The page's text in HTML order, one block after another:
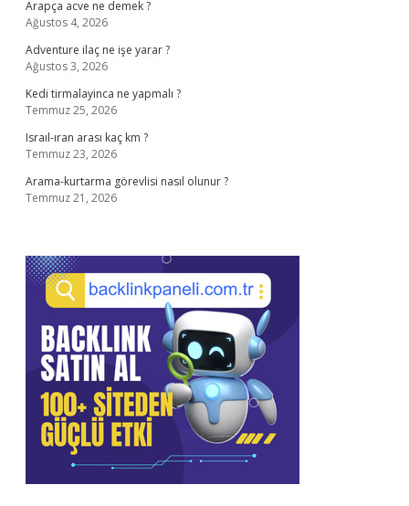
Arapça acve ne demek ?
Ağustos 4, 2026
Adventure ilaç ne işe yarar ?
Ağustos 3, 2026
Kedi tirmalayinca ne yapmalı ?
Temmuz 25, 2026
Israıl-ıran arası kaç km ?
Temmuz 23, 2026
Arama-kurtarma görevlisi nasıl olunur ?
Temmuz 21, 2026